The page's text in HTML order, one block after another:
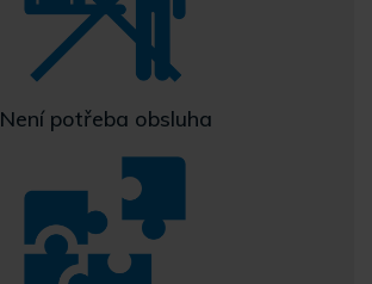
Není potřeba obsluha